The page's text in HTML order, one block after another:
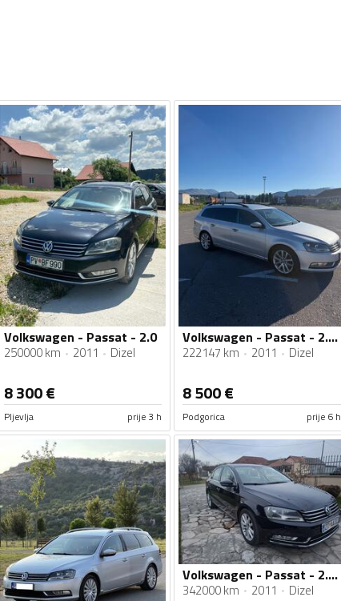
Volkswagen - Passat - 2.0
250000 km 2011 Dizel
8 300€
Pljevlja prije 3 h
Volkswagen - Passat - 2.0 TDI
222147 km 2011 Dizel
8 500€
Podgorica prije 6 h
Volkswagen - Passat - 2.0 TDI
342000 km 2011 Dizel